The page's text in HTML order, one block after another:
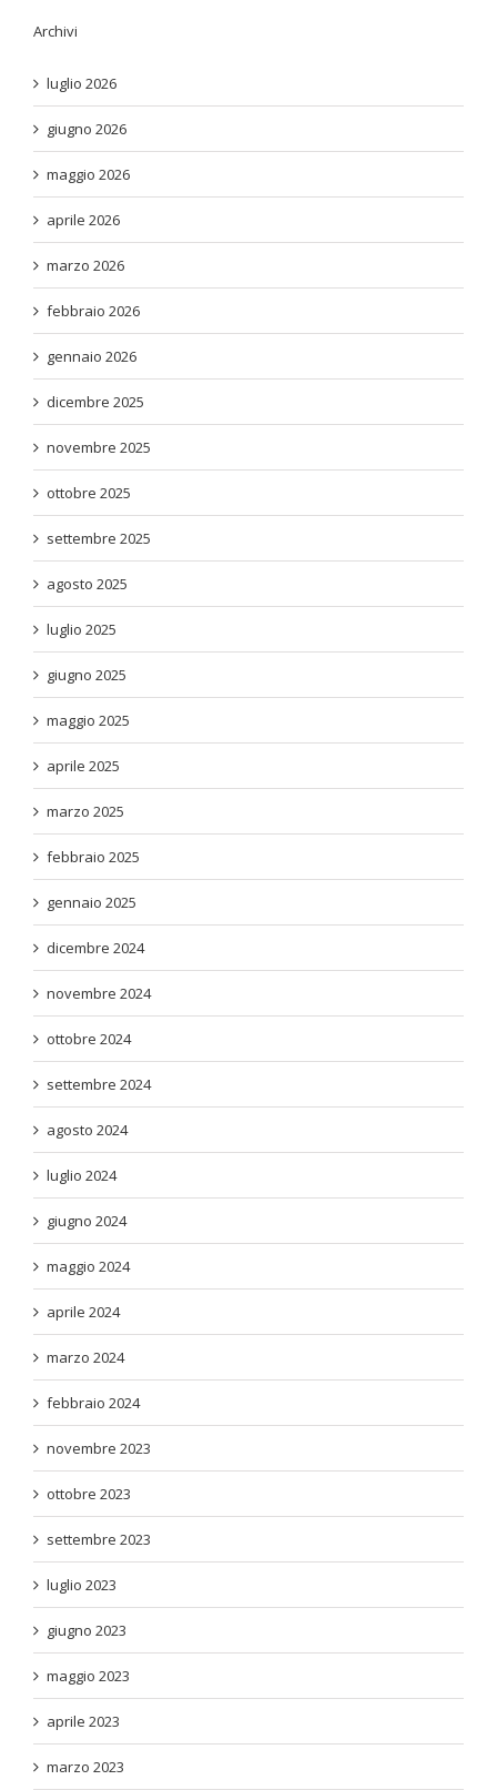
Archivi
luglio 2026
giugno 2026
maggio 2026
aprile 2026
marzo 2026
febbraio 2026
gennaio 2026
dicembre 2025
novembre 2025
ottobre 2025
settembre 2025
agosto 2025
luglio 2025
giugno 2025
maggio 2025
aprile 2025
marzo 2025
febbraio 2025
gennaio 2025
dicembre 2024
novembre 2024
ottobre 2024
settembre 2024
agosto 2024
luglio 2024
giugno 2024
maggio 2024
aprile 2024
marzo 2024
febbraio 2024
novembre 2023
ottobre 2023
settembre 2023
luglio 2023
giugno 2023
maggio 2023
aprile 2023
marzo 2023